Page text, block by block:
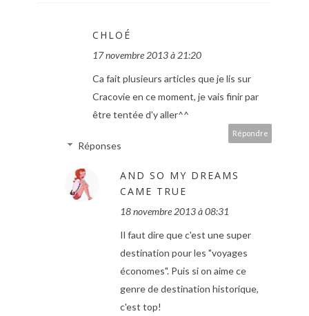
CHLOÉ
17 novembre 2013 à 21:20
Ca fait plusieurs articles que je lis sur
Cracovie en ce moment, je vais finir par
être tentée d'y aller^^
Répondre
Réponses
AND SO MY DREAMS
CAME TRUE
18 novembre 2013 à 08:31
Il faut dire que c'est une super
destination pour les "voyages
économes". Puis si on aime ce
genre de destination historique,
c'est top!